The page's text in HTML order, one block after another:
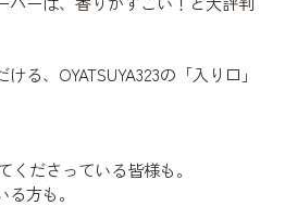
る、OYATSUYA323の「入り口」
くださっている皆様も。
方も。